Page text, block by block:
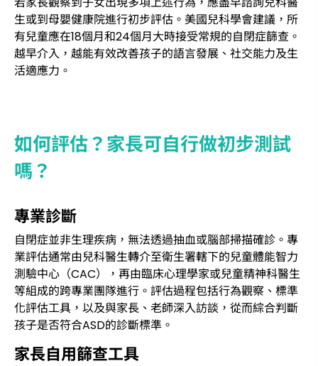
生或到母嬰健康院進行初步評估。美國兒科學會建議，所
有兒童應在18個月和24個月大時接受常規的自閉症篩查。
越早介入，越能有效改善孩子的語言發展、社交能力及生
活適應力。
如何評估？家長可自行做初步測試
嗎？
專業診斷
自閉症並非生理疾病，無法透過抽血或腦部掃描確診。專
業評估通常由兒科醫生轉介至衛生署轄下的兒童體能智力
測驗中心（CAC），再由臨床心理學家或兒童精神科醫生
等組成的跨專業團隊進行。評估過程包括行為觀察、標準
化評估工具，以及與家長、老師深入訪談，從而綜合判斷
孩子是否符合ASD的診斷標準。
家長自用篩查工具